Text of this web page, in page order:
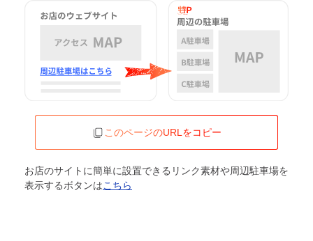
このページのURLをコピー
お店のサイトに簡単に設置できるリンク素材や周辺駐車場を
表示するボタンはこちら